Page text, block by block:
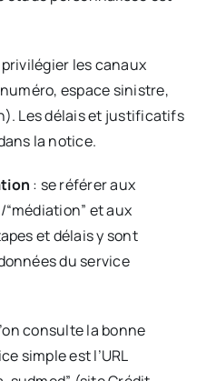
les canaux
espace sinistre,
Les délais et justificatifs
la notice.
: se référer aux
et aux
et délais y sont
du service
consulte la bonne
simple est l’URL